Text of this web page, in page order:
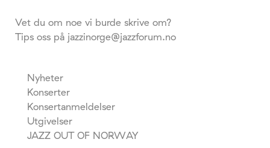
Vet du om noe vi burde skrive om?
Tips oss på jazzinorge@jazzforum.no
Nyheter
Konserter
Konsertanmeldelser
Utgivelser
JAZZ OUT OF NORWAY